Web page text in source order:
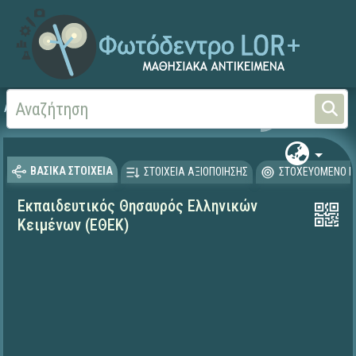
Αρχική ΕΡΓΑ ΙΤΥΕ 1996-2008
ΒΑΣΙΚΑ ΣΤΟΙΧΕΙΑ ΣΤΟΙΧΕΙΑ ΑΞΙΟΠΟΙΗΣΗΣ ΣΤΟΧΕΥΟΜΕΝΟ
Εκπαιδευτικός Θησαυρός Ελληνικών
Κειμένων (ΕΘΕΚ)